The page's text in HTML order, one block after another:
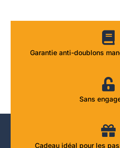
Garantie anti-doublons
Sans
Cadeau idéal pour les